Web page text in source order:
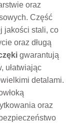
oraz
Część
jakości stali, co
oraz długą
gwarantują
ułatwiając
detalami.
oraz